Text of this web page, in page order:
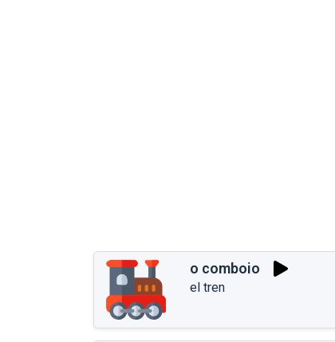
o comboio
el tren